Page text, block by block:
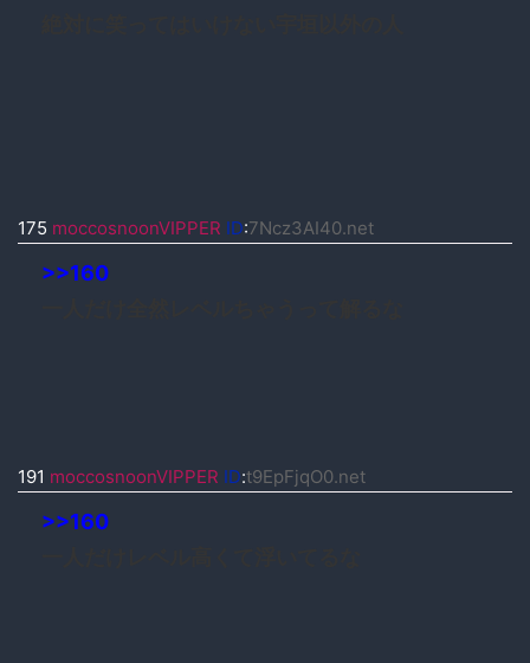
175 moccosnoonVIPPER ID:7Ncz3AI40.net
>>160
191 moccosnoonVIPPER ID:t9EpFjqO0.net
>>160